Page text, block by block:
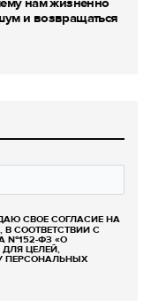
и возвращаться
СВОЕ СОГЛАСИЕ НА
СООТВЕТСТВИИ С
№152-ФЗ «О
ЦЕЛЕЙ,
ПЕРСОНАЛЬНЫХ